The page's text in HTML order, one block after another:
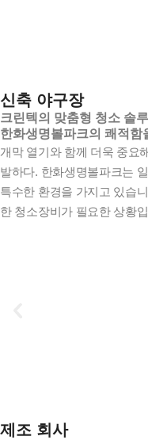
신축 야구장
크린텍의 맞춤형 청소 솔
한화생명볼파크의 쾌적함
개막 열기와 함께 더욱 중요
발하다. 한화생명볼파크는
특수한 환경을 가지고 있습
한 청소장비가 필요한 상황
제조 회사